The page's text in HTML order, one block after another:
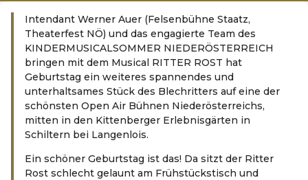
Intendant Werner Auer (Felsenbühne Staatz,
Theaterfest NÖ) und das engagierte Team des
KINDERMUSICALSOMMER NIEDERÖSTERREICH
bringen mit dem Musical RITTER ROST hat
Geburtstag ein weiteres spannendes und
unterhaltsames Stück des Blechritters auf eine der
schönsten Open Air Bühnen Niederösterreichs,
mitten in den Kittenberger Erlebnisgärten in
Schiltern bei Langenlois.
Ein schöner Geburtstag ist das! Da sitzt der Ritter
Rost schlecht gelaunt am Frühstückstisch und